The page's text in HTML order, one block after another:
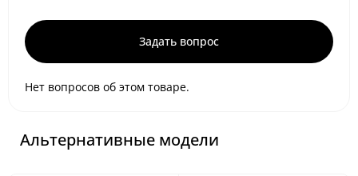
Задать вопрос
Нет вопросов об этом товаре.
Альтернативные модели